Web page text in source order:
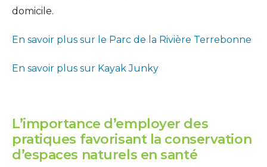
domicile.
En savoir plus sur le Parc de la Rivière Terrebonne
En savoir plus sur Kayak Junky
L’importance d’employer des
pratiques favorisant la conservation
d’espaces naturels en santé